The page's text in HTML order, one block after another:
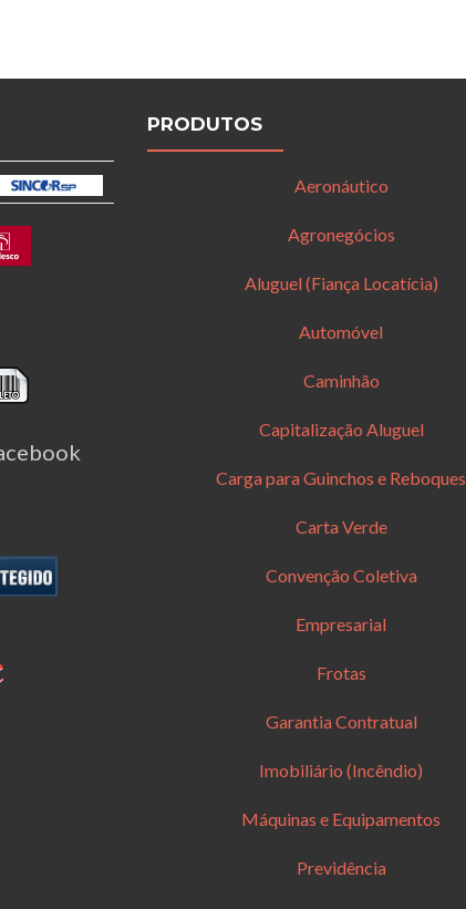
PRODUTOS
Aeronáutico
Agronegócios
Aluguel (Fiança Locatícia)
Automóvel
Caminhão
Capitalização Aluguel
Carga para Guinchos e Reboques
Carta Verde
Convenção Coletiva
Empresarial
Frotas
Garantia Contratual
Imobiliário (Incêndio)
Máquinas e Equipamentos
Previdência